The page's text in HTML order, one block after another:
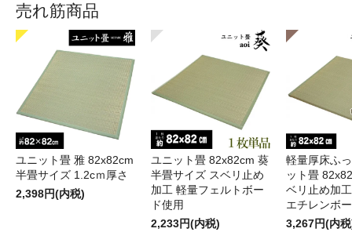
売れ筋商品
ユニット畳 雅 82x82cm
半畳サイズ 1.2cｍ厚さ
2,398円(内税)
ユニット畳 82x82cm 葵
半畳サイズ スベリ止め
加工 軽量フェルトボー
ド使用
2,233円(内税)
軽量厚床ふ
ット畳
ベリ止め加
エチレンボ
3,267円(内